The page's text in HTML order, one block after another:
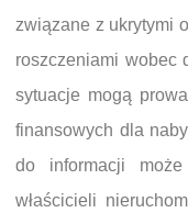
związane z ukrytymi
roszczeniami wobec
sytuacje mogą
finansowych dla
do informacji
właścicieli